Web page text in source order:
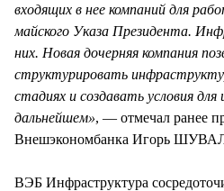
входящих в нее компаний для
майского Указа Президента.
них. Новая дочерняя компания
структурировать
стадиях и создавать условия для
дальнейшем», — отмечал ранее
Внешэкономбанка Игорь
ВЭБ Инфраструктура